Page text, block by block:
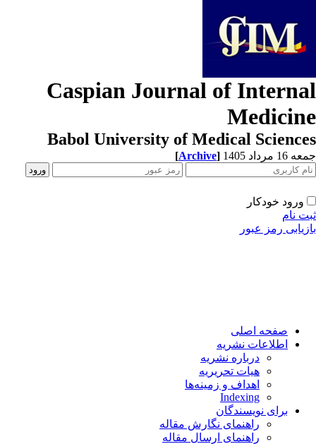
Caspian Journal of
Babol University of Medical
مرداد 1405 [Archive]
ورود خودکار
نام
رمز عبور
صفحه اصلی
اطلاعات نشریه
درباره نشریه
هیات تحریریه
اهداف و زمینه‌ها
Indexing
برای نویسندگان
راهنمای نگارش مقاله
راهنمای ارسال مقاله